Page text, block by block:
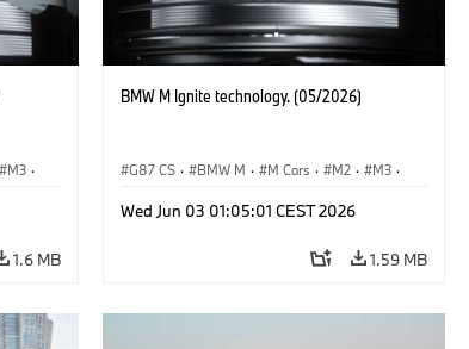
M3 ·
1.6 MB
BMW M Ignite technology. (05/2026)
G87 CS · BMW M · M Cars · M2 · M3 ·
Wed Jun 03 01:05:01 CEST 2026
1.59 MB